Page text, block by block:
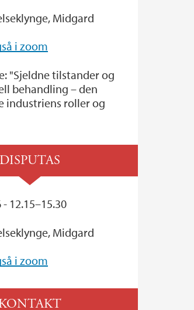
Midgard
i zoom
"Sjeldne tilstander og
behandling – den
industriens roller og
DISPUTAS
12.15–15.30
Midgard
i zoom